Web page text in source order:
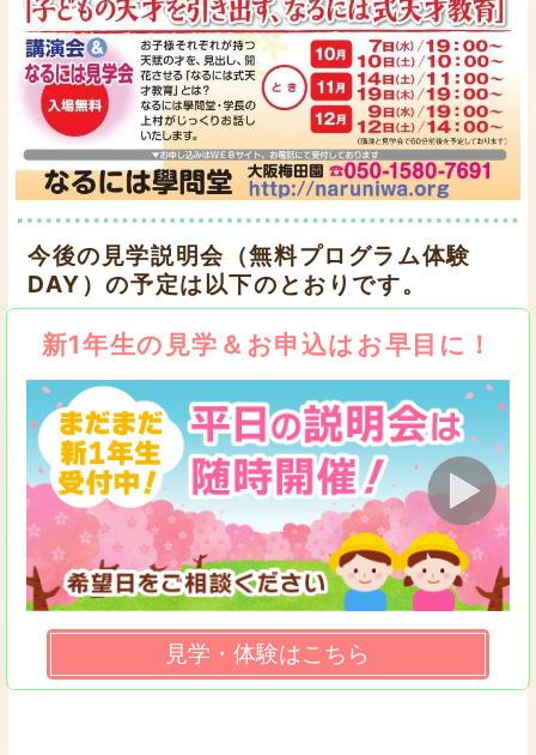
今後の見学説明会（無料プログラム体験
DAY）の予定は以下のとおりです。
新1年生の見学＆お申込はお早目に！
見学・体験はこちら